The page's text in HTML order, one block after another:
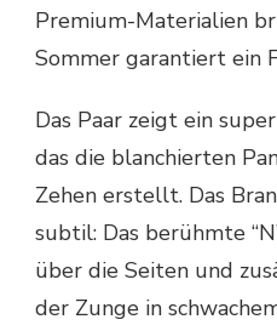
Premium-Materialien
Sommer garantiert ein
Das Paar zeigt ein
das die blanchierten
Zehen erstellt. Das
subtil: Das berühmte
über die Seiten und
der Zunge in